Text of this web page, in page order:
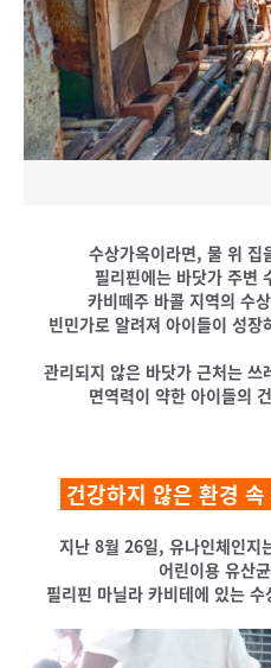
수상가옥이라면, 물 위 집
필리핀에는 바닷가 주변
카비떼주 바콜 지역의 수
빈민가로 알려져 아이들이 성
관리되지 않은 바닷가 근처는
면역력이 약한 아이들의
건강하지 않은 환경
지난 8월 26일, 유나인체인지
어린이용 유산
필리핀 마닐라 카비테에 있는